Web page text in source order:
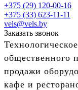
+375 (29) 120-00-16
+375 (33) 623-11-11
vels@vels.by
Заказать звонок
общественного
продажи
кафе и